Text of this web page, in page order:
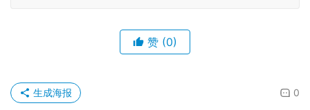
赞 (0)
0
生成海报